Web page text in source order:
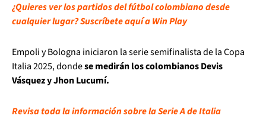
¿Quieres ver los partidos del fútbol colombiano desde
cualquier lugar? Suscríbete aquí a Win Play
Empoli y Bologna iniciaron la serie semifinalista de la Copa
Italia 2025, dondese medirán los colombianos Devis
Vásquez y Jhon Lucumí.
Revisa toda la información sobre la Serie A de Italia